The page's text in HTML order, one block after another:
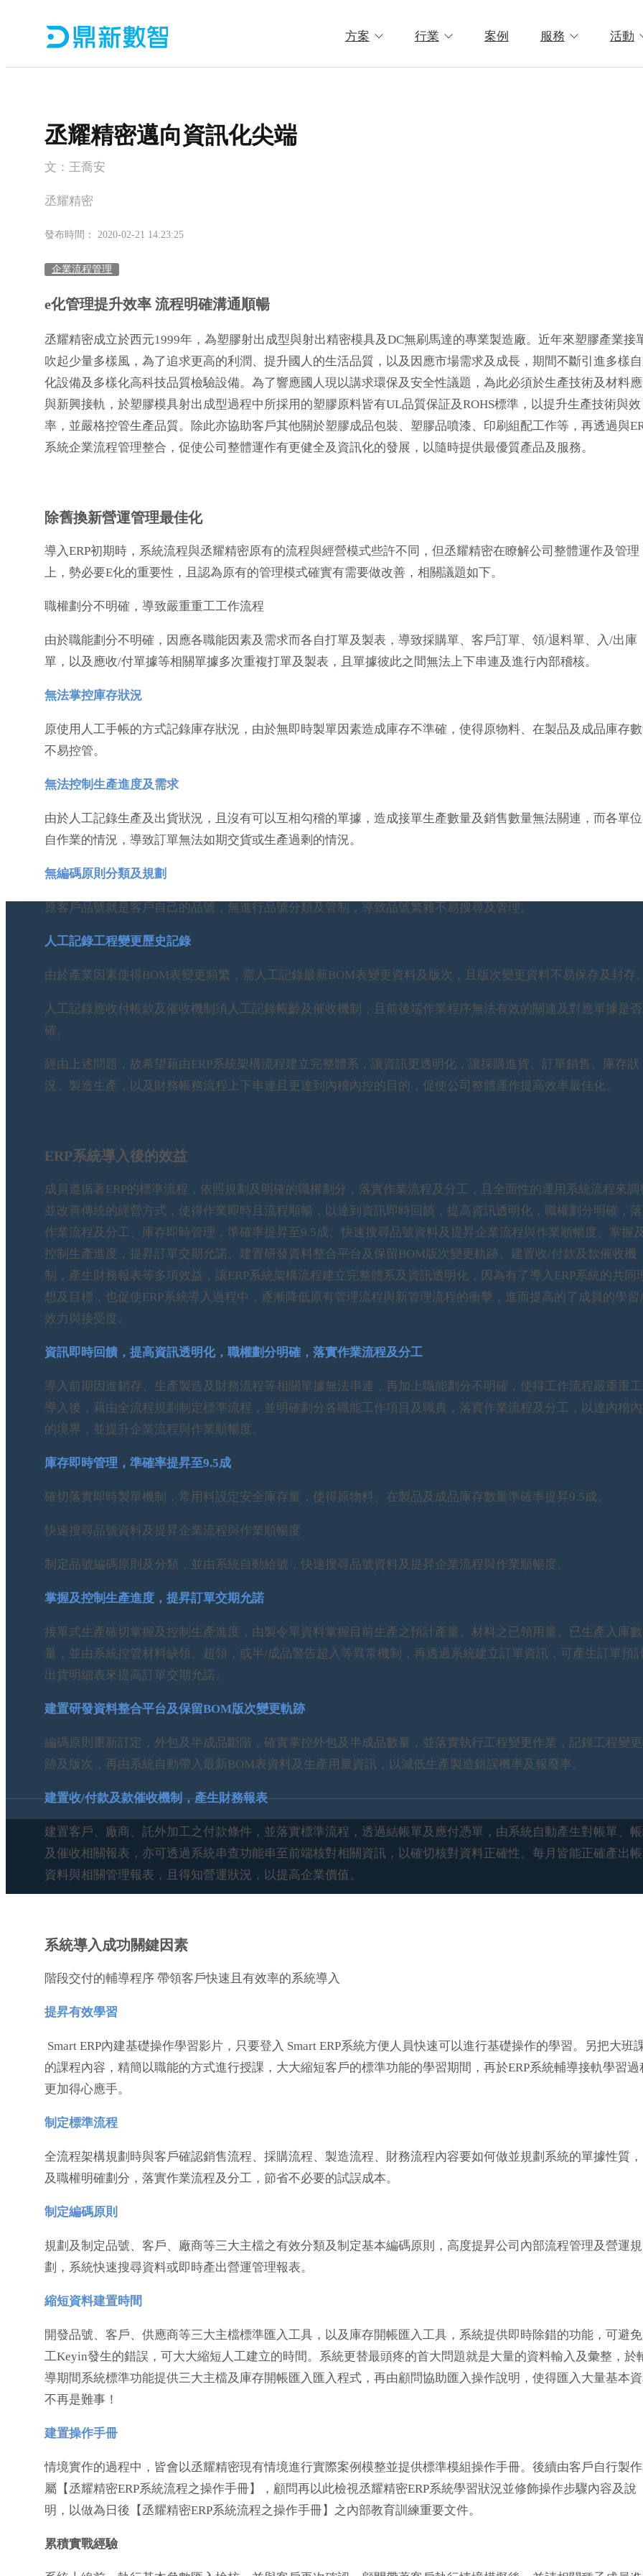
方案 行業 案例 服務 活動
丞耀精密邁向資訊化尖端
文：王喬安
丞耀精密
發布時間： 2020-02-21 14:23:25
企業流程管理
e化管理提升效率 流程明確溝通順暢
丞耀精密成立於西元1999年，為塑膠射出成型與射出精密模具及DC無刷馬達的專業製造廠。近年來塑膠產業接
吹起少量多樣風，為了追求更高的利潤、提升國人的生活品質，以及因應市場需求及成長，期間不斷引進多樣
化設備及多樣化高科技品質檢驗設備。為了響應國人現以講求環保及安全性議題，為此必須於生產技術及材料
與新興接軌，於塑膠模具射出成型過程中所採用的塑膠原料皆有UL品質保証及ROHS標準，以提升生產技術與效
率，並嚴格控管生產品質。除此亦協助客戶其他關於塑膠成品包裝、塑膠品噴漆、印刷組配工作等，再透過與
系統企業流程管理整合，促使公司整體運作有更健全及資訊化的發展，以隨時提供最優質產品及服務。
除舊換新營運管理最佳化
導入ERP初期時，系統流程與丞耀精密原有的流程與經營模式些許不同，但丞耀精密在瞭解公司整體運作及管理
上，勢必要E化的重要性，且認為原有的管理模式確實有需要做改善，相關議題如下。
職權劃分不明確，導致嚴重重工工作流程
由於職能劃分不明確，因應各職能因素及需求而各自打單及製表，導致採購單、客戶訂單、領/退料單、入/出庫
單，以及應收/付單據等相關單據多次重複打單及製表，且單據彼此之間無法上下串連及進行內部稽核。
無法掌控庫存狀況
原使用人工手帳的方式記錄庫存狀況，由於無即時製單因素造成庫存不準確，使得原物料、在製品及成品庫存
不易控管。
無法控制生產進度及需求
由於人工記錄生產及出貨狀況，且沒有可以互相勾稽的單據，造成接單生產數量及銷售數量無法關連，而各單
自作業的情況，導致訂單無法如期交貨或生產過剩的情況。
無編碼原則分類及規劃
原客戶品號就是客戶自己的品號，無進行品號分類及管制，導致品號繁雜不易搜尋及管理。
人工記錄工程變更歷史記錄
由於產業因素使得BOM表變更頻繁，需人工記錄最新BOM表變更資料及版次，且版次變更資料不易保存及封存
人工記錄應收付帳款及催收機制須人工記錄帳齡及催收機制，且前後端作業程序無法有效的關連及對應單據是
確。
經由上述問題，故希望藉由ERP系統架構流程建立完整體系，讓資訊更透明化，讓採購進貨、訂單銷售、庫存狀
況、製造生產，以及財務帳務流程上下串連且更達到內稽內控的目的，促使公司整體運作提高效率最佳化。
ERP系統導入後的效益
成員遵循著ERP的標準流程，依照規劃及明確的職權劃分，落實作業流程及分工，且全面性的運用系統流程來調
並改善傳統的經營方式，使得作業即時且流程順暢，以達到資訊即時回饋，提高資訊透明化，職權劃分明確，
作業流程及分工、庫存即時管理，準確率提昇至9.5成、快速搜尋品號資料及提昇企業流程與作業順暢度、掌握
控制生產進度，提昇訂單交期允諾、建置研發資料整合平台及保留BOM版次變更軌跡、建置收/付款及款催收機
制，產生財務報表等多項效益，讓ERP系統架構流程建立完整體系及資訊透明化，因為有了導入ERP系統的共同
想及目標，也促使ERP系統導入過程中，逐漸降低原有管理流程與新管理流程的衝擊，進而提高的了成員的學習
效力與接受度。
資訊即時回饋，提高資訊透明化，職權劃分明確，落實作業流程及分工
導入前期因進銷存、生產製造及財務流程等相關單據無法串連，再加上職能劃分不明確，使得工作流程嚴重重
導入後，藉由全流程規劃制定標準流程，並明確劃分各職能工作項目及職責，落實作業流程及分工，以達內稽
的境界，並提升企業流程與作業順暢度。
庫存即時管理，準確率提昇至9.5成
確切落實即時製單機制，常用料設定安全庫存量，使得原物料、在製品及成品庫存數量準確率提昇9.5成。
快速搜尋品號資料及提昇企業流程與作業順暢度
制定品號編碼原則及分類，並由系統自動給號，快速搜尋品號資料及提昇企業流程與作業順暢度。
掌握及控制生產進度，提昇訂單交期允諾
接單式生產確切掌握及控制生產進度，由製令單資料掌握目前生產之預計產量、材料之已領用量、已生產入庫數
量，並由系統控管材料缺領、超領，或半/成品警告超入等異常機制，再透過系統建立訂單資訊，可產生訂單預
出貨明細表來提高訂單交期允諾。
建置研發資料整合平台及保留BOM版次變更軌跡
編碼原則重新訂定，外包及半成品斷階，確實掌控外包及半成品數量，並落實執行工程變更作業，記錄工程變
跡及版次，再由系統自動帶入最新BOM表資料及生產用量資訊，以減低生產製造錯誤機率及報廢率。
建置收/付款及款催收機制，產生財務報表
建置客戶、廠商、託外加工之付款條件，並落實標準流程，透過結帳單及應付憑單，由系統自動產生對帳單、
及催收相關報表，亦可透過系統串查功能串至前端核對相關資訊，以確切核對資料正確性。每月皆能正確產出
資料與相關管理報表，且得知營運狀況，以提高企業價值。
系統導入成功關鍵因素
階段交付的輔導程序 帶領客戶快速且有效率的系統導入
提昇有效學習
Smart ERP內建基礎操作學習影片，只要登入 Smart ERP系統方便人員快速可以進行基礎操作的學習。另把大班
的課程內容，精簡以職能的方式進行授課，大大縮短客戶的標準功能的學習期間，再於ERP系統輔導接軌學習過
更加得心應手。
制定標準流程
全流程架構規劃時與客戶確認銷售流程、採購流程、製造流程、財務流程內容要如何做並規劃系統的單據性質
及職權明確劃分，落實作業流程及分工，節省不必要的試誤成本。
制定編碼原則
規劃及制定品號、客戶、廠商等三大主檔之有效分類及制定基本編碼原則，高度提昇公司內部流程管理及營運規
劃，系統快速搜尋資料或即時產出營運管理報表。
縮短資料建置時間
開發品號、客戶、供應商等三大主檔標準匯入工具，以及庫存開帳匯入工具，系統提供即時除錯的功能，可避
工Keyin發生的錯誤，可大大縮短人工建立的時間。系統更替最頭疼的首大問題就是大量的資料輸入及彙整，於
導期間系統標準功能提供三大主檔及庫存開帳匯入匯入程式，再由顧問協助匯入操作說明，使得匯入大量基本
不再是難事！
建置操作手冊
情境實作的過程中，皆會以丞耀精密現有情境進行實際案例模整並提供標準模組操作手冊。後續由客戶自行製
屬【丞耀精密ERP系統流程之操作手冊】，顧問再以此檢視丞耀精密ERP系統學習狀況並修飾操作步驟內容及說
明，以做為日後【丞耀精密ERP系統流程之操作手冊】之內部教育訓練重要文件。
累積實戰經驗